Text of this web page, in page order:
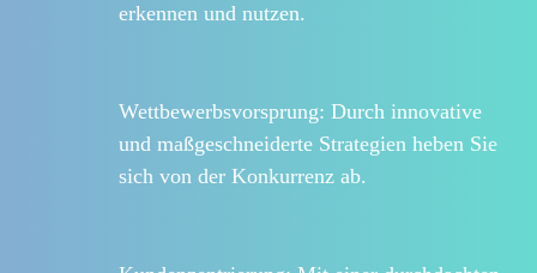
erkennen und nutzen.
Wettbewerbsvorsprung: Durch innovative
und maßgeschneiderte Strategien heben Sie
sich von der Konkurrenz ab.